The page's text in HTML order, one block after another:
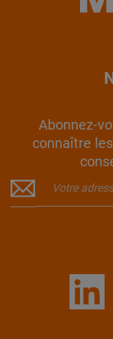
Abonnez-
connaître